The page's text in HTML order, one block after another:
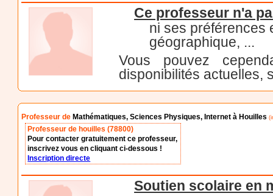
Ce professeur n'a
ni ses préférences
géographique, ...
Vous pouvez
disponibilités actuelles,
Professeur de Mathématiques, Sciences Physiques, Internet à Houilles
Professeur de houilles (78800)
Pour contacter gratuitement ce professeur,
inscrivez vous en cliquant ci-dessous !
Inscription directe
Soutien scolaire en